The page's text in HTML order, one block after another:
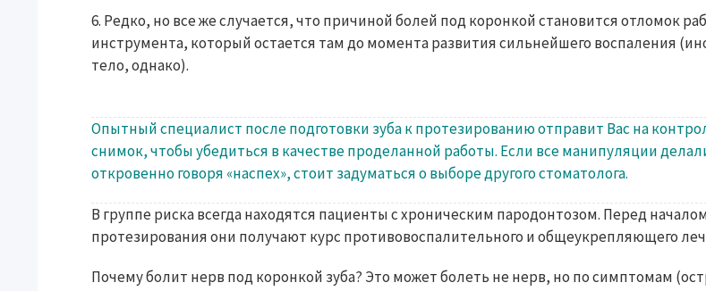
Редко, но все же случается, что причиной болей под коронкой становится отломок
инструмента, который остается там до момента развития сильнейшего воспаления
тело, однако).
Опытный специалист после подготовки зуба к протезированию отправит Вас на
снимок, чтобы убедиться в качестве проделанной работы. Если все манипуляции
откровенно говоря «наспех», стоит задуматься о выборе другого стоматолога.
В группе риска всегда находятся пациенты с хроническим пародонтозом. Перед
протезирования они получают курс противовоспалительного и общеукрепляющего
Почему болит нерв под коронкой зуба? Это может болеть не нерв, но по симптомам